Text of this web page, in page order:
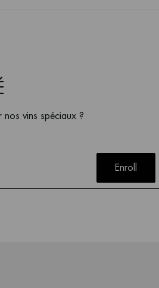
nos vins spéciaux ?
Enroll